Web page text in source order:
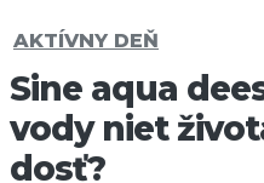
AKTÍVNY DEŇ
Sine aqua
vody niet
dosť?